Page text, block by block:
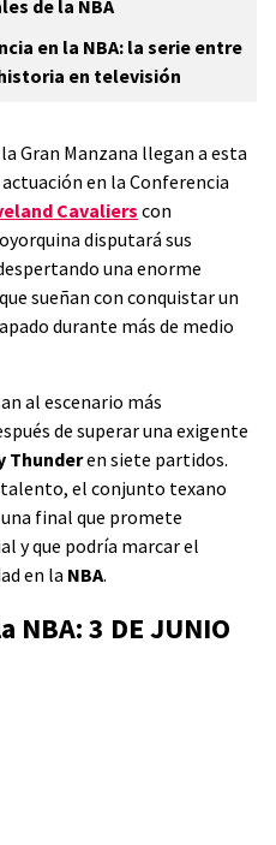
de la NBA
en la NBA: la serie entre
en televisión
Gran Manzana llegan a esta
en la Conferencia
Cavaliers con
disputará sus
una enorme
sueñan con conquistar un
durante más de medio
al escenario más
de superar una exigente
Thunderen siete partidos.
talento, el conjunto texano
final que promete
y que podría marcar el
en la NBA.
NBA: 3 DE JUNIO